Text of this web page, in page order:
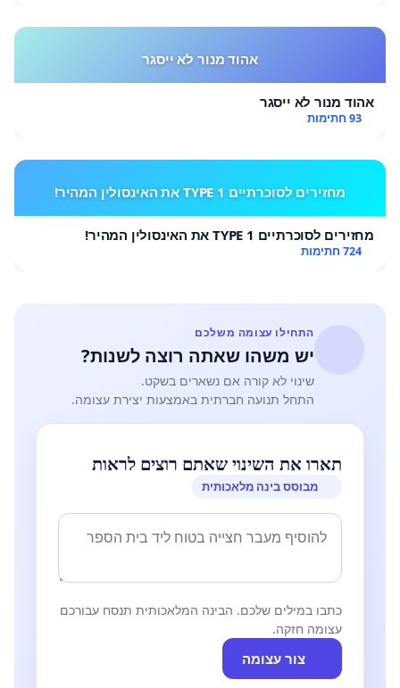
אהוד מנור לא ייסגר
אהוד מנור לא ייסגר
93 חתימות
מחזירים לסוכרתיים TYPE 1 את האינסולין המהיר!
מחזירים לסוכרתיים TYPE 1 את האינסולין המהיר!
724 חתימות
התחילו עצומה משלכם
יש משהו שאתה רוצה לשנות?
שינוי לא קורה אם נשארים בשקט.
התחל תנועה חברתית באמצעות יצירת עצומה.
תארו את השינוי שאתם רוצים לראות
מבוסס בינה מלאכותית
כתבו במילים שלכם. הבינה המלאכותית תנסח עבורכם
עצומה חזקה.
צור עצומה